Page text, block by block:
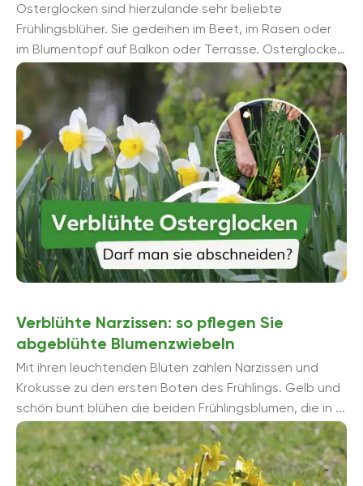
Osterglocken sind hierzulande sehr beliebte
Frühlingsblüher. Sie gedeihen im Beet, im Rasen oder
im Blumentopf auf Balkon oder Terrasse. Osterglocken
sind pflegeleichte Pflanzen. Sind die Zwiebeln einmal
eingesetzt, ...
Verblühte Narzissen: so pflegen Sie
abgeblühte Blumenzwiebeln
Mit ihren leuchtenden Blüten zählen Narzissen und
Krokusse zu den ersten Boten des Frühlings. Gelb und
schön bunt blühen die beiden Frühlingsblumen, die in ...